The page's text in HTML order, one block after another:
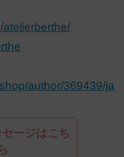
atelierberthe/
author/369439/ja
ージはこち